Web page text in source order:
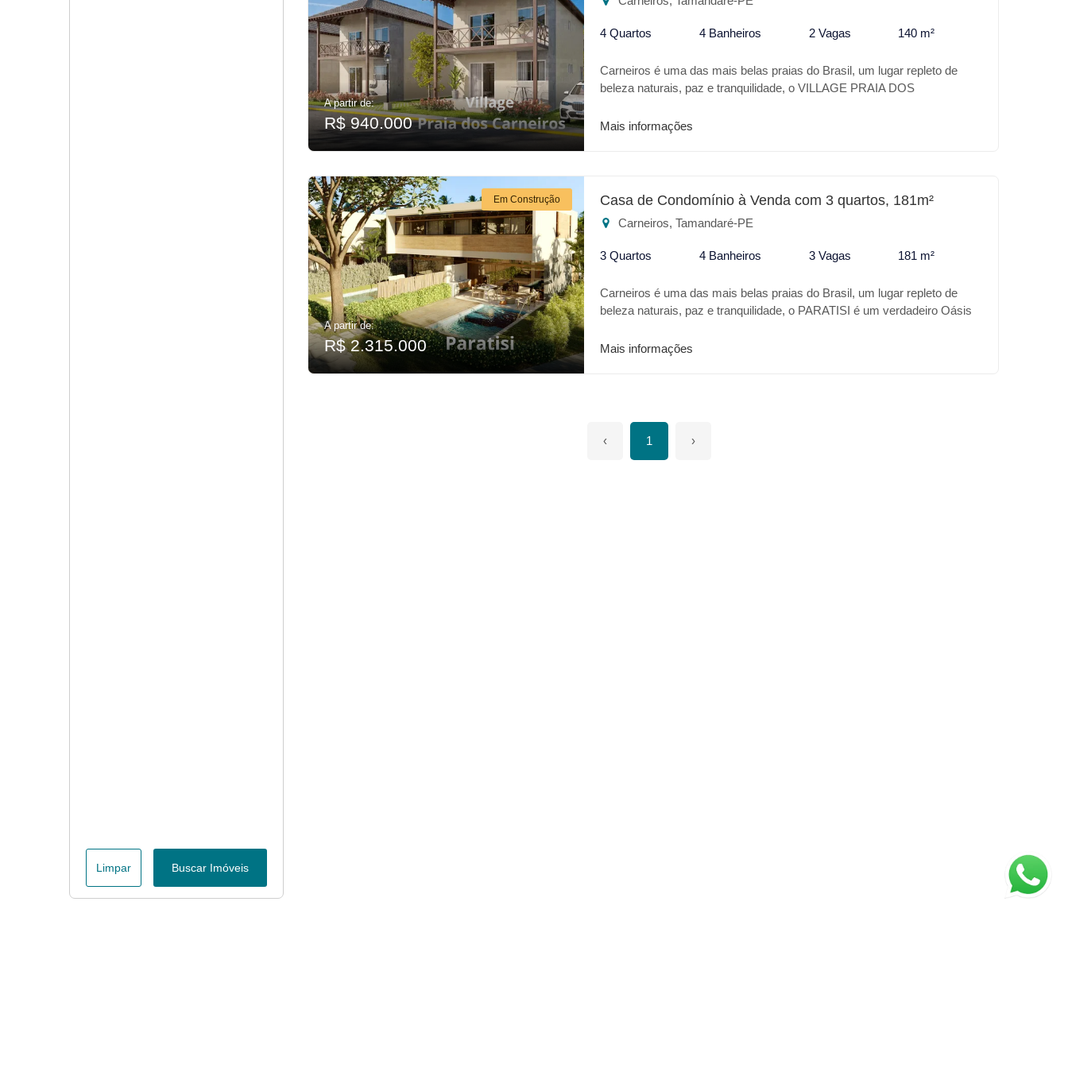
Limpar Buscar Imóveis
A partir de:
R$ 940.000
4 Quartos 4 Banheiros 2 Vagas 140 m²
Carneiros é uma das mais belas praias do Brasil, um lugar repleto de
beleza naturais, paz e tranquilidade, o VILLAGE PRAIA DOS
casa de praia com todo conforto, excelente localização em frente ao
lazer ou para investimento o VILLAGE PRAIA DOS CARNEIROS V é o
Mais informações
Em Construção
A partir de:
R$ 2.315.000
Casa de Condomínio à Venda com 3 quartos, 181m²
Carneiros, Tamandaré-PE
3 Quartos 4 Banheiros 3 Vagas 181 m²
Carneiros é uma das mais belas praias do Brasil, um lugar repleto de
beleza naturais, paz e tranquilidade, o PARATISI é um verdadeiro Oásis
excelente localização a 200mt da IGREJINHA. Confira alguns diferencias
Mais informações
‹ 1 ›